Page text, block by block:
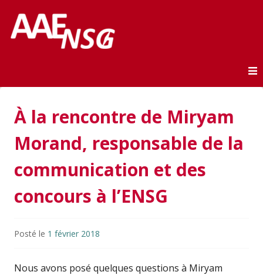
AAE-ENSG
À la rencontre de Miryam
Morand, responsable de la
communication et des
concours à l’ENSG
Posté le 1 février 2018
Nous avons posé quelques questions à Miryam